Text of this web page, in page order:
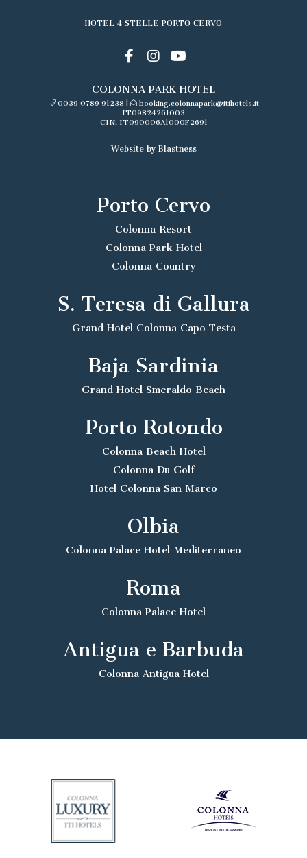
HOTEL 4 STELLE PORTO CERVO
COLONNA PARK HOTEL
0039 0789 91238 |
booking.colonnapark@itihotels.it
IT09824261003
CIN: IT090006A1000F2691
Website by Blastness
Porto Cervo
Colonna Resort
Colonna Park Hotel
Colonna Country
S. Teresa di Gallura
Grand Hotel Colonna Capo Testa
Baja Sardinia
Grand Hotel Smeraldo Beach
Porto Rotondo
Colonna Beach Hotel
Colonna Du Golf
Hotel Colonna San Marco
Olbia
Colonna Palace Hotel Mediterraneo
Roma
Colonna Palace Hotel
Antigua e Barbuda
Colonna Antigua Hotel